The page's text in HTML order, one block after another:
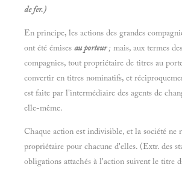
de fer.)
En principe, les actions des grandes
ont été émises au porteur; mais, aux termes
compagnies, tout propriétaire de titres au
convertir en titres nominatifs, et
est faite par l'intermédiaire des agents de
elle-même.
Chaque action est indivisible, et la société ne
propriétaire pour chacune d'elles. (Extr. des
obligations attachés à l'action suivent le titre